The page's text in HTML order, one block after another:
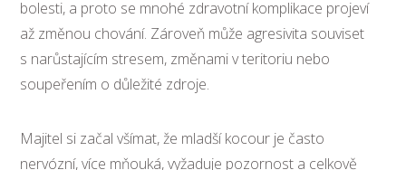
bolesti, a proto se mnohé zdravotní komplikace projeví
až změnou chování. Zároveň může agresivita souviset
s narůstajícím stresem, změnami v teritoriu nebo
soupeřením o důležité zdroje.
Majitel si začal všímat, že mladší kocour je často
nervózní, více mňouká, vyžaduje pozornost a celkově